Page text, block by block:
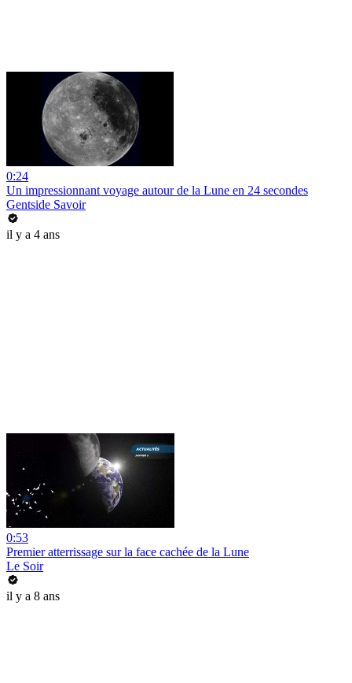
0:24
Un impressionnant voyage autour de la Lune en 24 secondes
Gentside Savoir
il y a 4 ans
0:53
Premier atterrissage sur la face cachée de la Lune
Le Soir
il y a 8 ans